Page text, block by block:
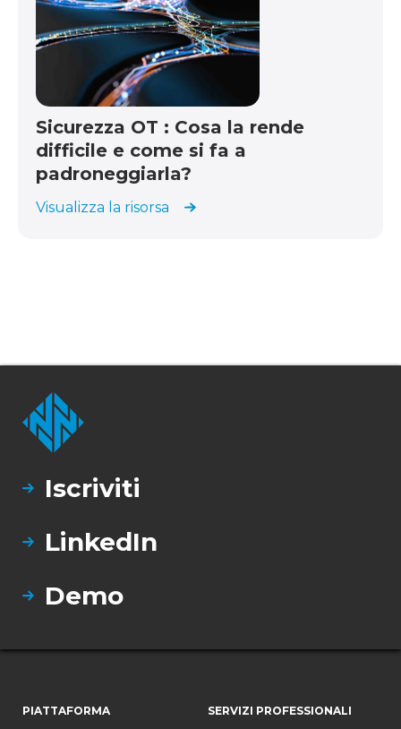
Sicurezza OT : Cosa la rende
difficile e come si fa a
padroneggiarla?
Visualizza la risorsa
Iscriviti
LinkedIn
Demo
PIATTAFORMA SERVIZI PROFESSIONALI